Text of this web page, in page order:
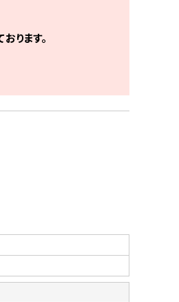
ります。